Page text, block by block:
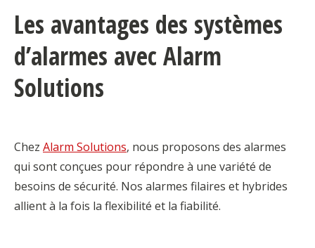
Les avantages des systèmes
d’alarmes avec Alarm
Solutions
Chez Alarm Solutions, nous proposons des alarmes
qui sont conçues pour répondre à une variété de
besoins de sécurité. Nos alarmes filaires et hybrides
allient à la fois la flexibilité et la fiabilité.